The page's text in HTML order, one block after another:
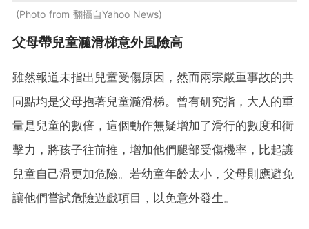
Photo from 翻攝自Yahoo News
父母帶兒童瀡滑梯意外風險高
雖然報道未指出兒童受傷原因，然而兩宗嚴重事故的共
同點均是父母抱著兒童瀡滑梯。曾有研究指，大人的重
量是兒童的數倍，這個動作無疑增加了滑行的數度和衝
擊力，將孩子往前推，增加他們腿部受傷機率，比起讓
兒童自己滑更加危險。若幼童年齡太小，父母則應避免
讓他們嘗試危險遊戲項目，以免意外發生。